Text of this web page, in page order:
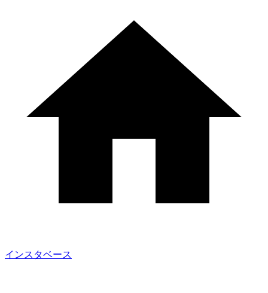
インスタベース